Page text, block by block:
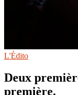
L'Édito
Deux
première.